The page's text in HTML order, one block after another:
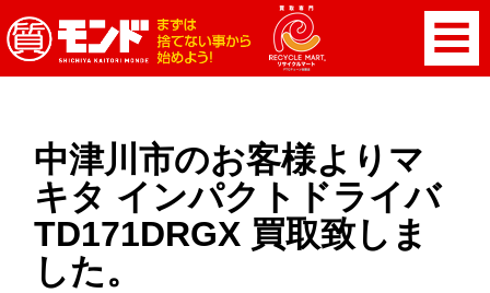
中津川市のお客様よりマ
キタ インパクトドライバ
TD171DRGX 買取致しま
した。